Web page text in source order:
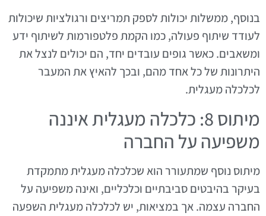
בנוסף, ממשלות יכולות לספק תמריצים ורגולציות שיכולות
לעודד שיתוף פעולה, כמו הקמת פלטפורמות לשיתוף ידע
ומשאבים. כאשר גופים עובדים יחד, הם יכולים לנצל את
היתרונות של כל אחד מהם, ובכך להאיץ את המעבר
לכלכלה מעגלית.
מיתוס 8: כלכלה מעגלית איננה
משפיעה על החברה
מיתוס נוסף שמתעורר הוא שכלכלה מעגלית מתמקדת
בעיקר בהיבטים סביבתיים וכלכליים, ואינה משפיעה על
החברה עצמה. אך במציאות, יש לכלכלה מעגלית השפעה